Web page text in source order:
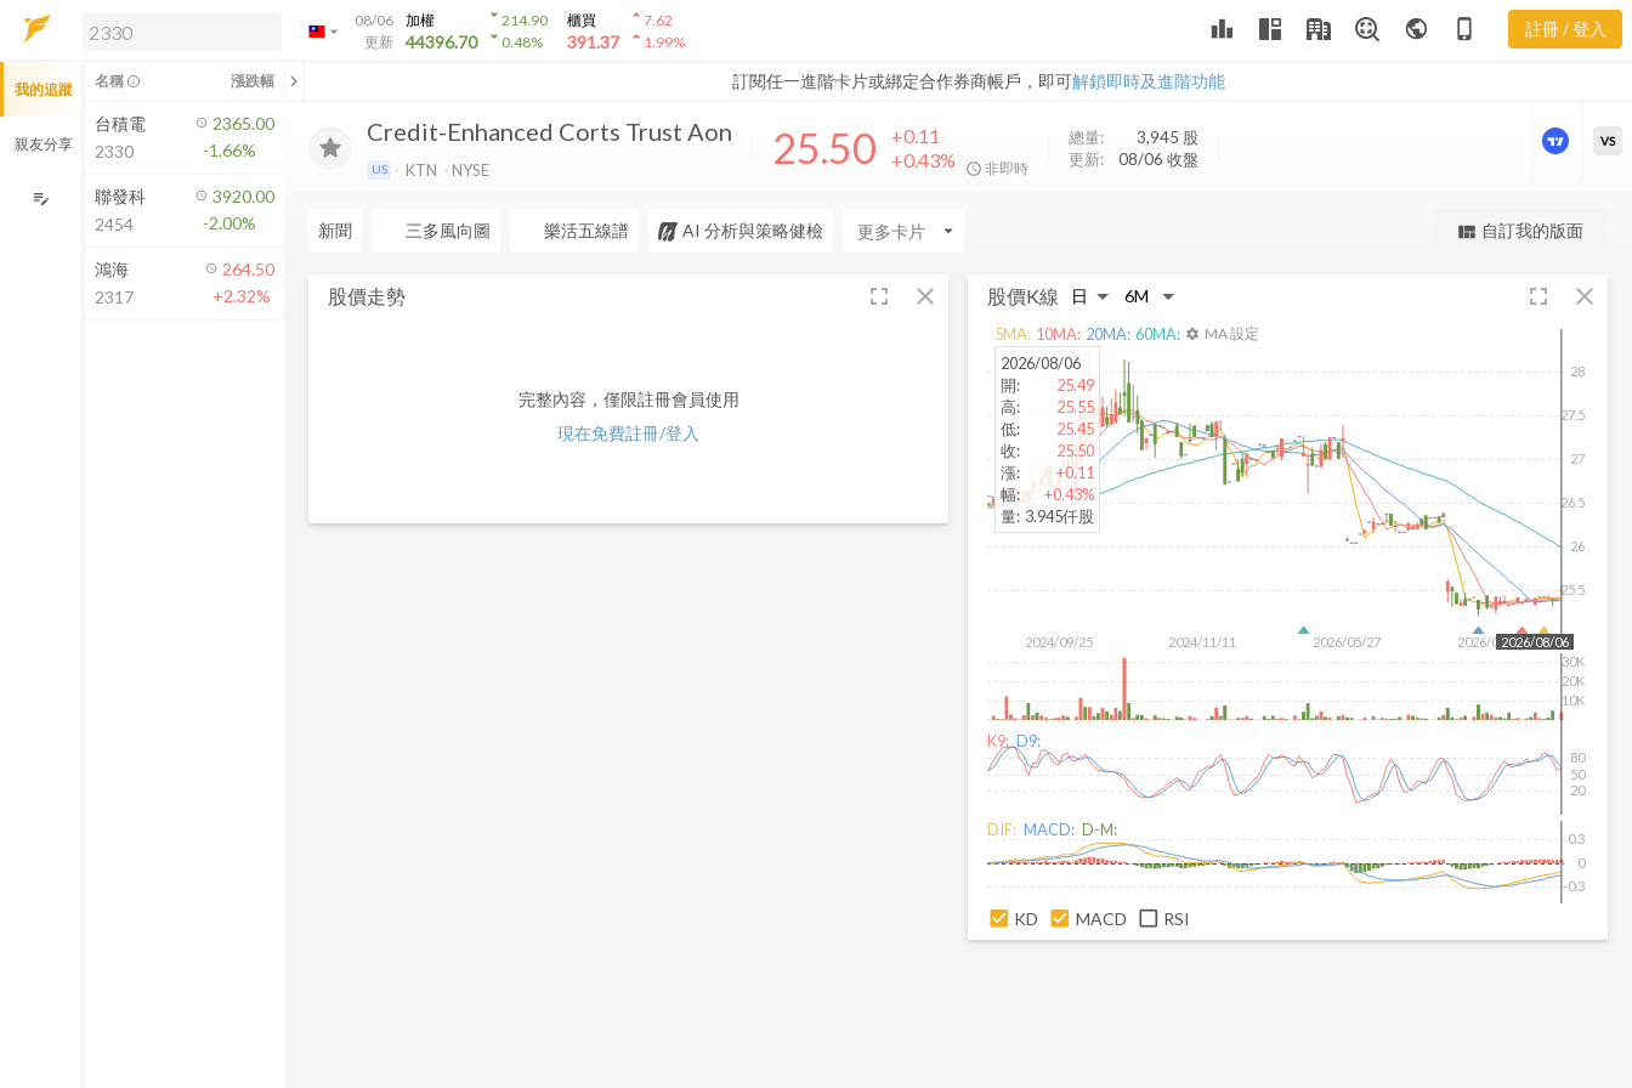
arrow_drop_down
08/06
更新
加權
44396.70
arrow_drop_down214.90
arrow_drop_down0.48%
櫃買
391.37
arrow_drop_up7.62
arrow_drop_up1.99% leaderboard public phone_iphone 註冊 / 登入
訂閱任一進階卡片或綁定合作券商帳戶，即可解鎖即時及進階功能
解鎖即時行情及進階功能
方案」，即可解鎖以下功能：
即時行情
即時市況與排行
成交金額熱力圖
前往方案訂閱
如何綁定合作券商
勢
Credit-Enhanced Corts Trust Aon
US KTN NYSE 25.50
+0.11
+0.43%
非即時
總量: 3,945 股
更新:
08/06 收盤
更強大的進階價量圖表
VS
新聞 三多風向圖 樂活五線譜 AI 分析與策略健檢 arrow_drop_down view_quilt 自訂我的版面
股價走勢 fullscreen close
完整內容，僅限註冊會員使用
現在免費註冊/登入
股價K線 fullscreen close
2024/09/25 2024/11/11 2026/05/27 2026/07/15
25.5
26
26.5
27
27.5
28
2026/08/06
10K
20K
30K
2026/08/06
開:
25.49
高:
25.55
低:
25.45
收:
25.50
漲:
+0.11
幅:
+0.43%
量: 3.945仟股
5MA: 10MA: 20MA: 60MA: settings MA 設定
K9: D9:
20
50
80
DIF: MACD: D-M:
-0.3
0
0.3
KD MACD RSI
我的追蹤
親友分享
edit_note
名稱 info_outline 漲跌幅 chevron_left
台積電
2330
2365.00
-1.66%
聯發科
2454
3920.00
-2.00%
鴻海
2317
264.50
+2.32%